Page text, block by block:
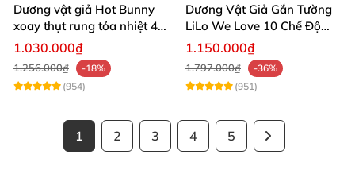
Dương vật giả Hot Bunny
xoay thụt rung tỏa nhiệt 48
độ
1.030.000₫
1.256.000₫
-18%
(954)
Dương Vật Giả Gắn Tường
LiLo We Love 10 Chế Độ
Rung Nhiệt
1.150.000₫
1.797.000₫
-36%
(951)
1 2 3 4 5